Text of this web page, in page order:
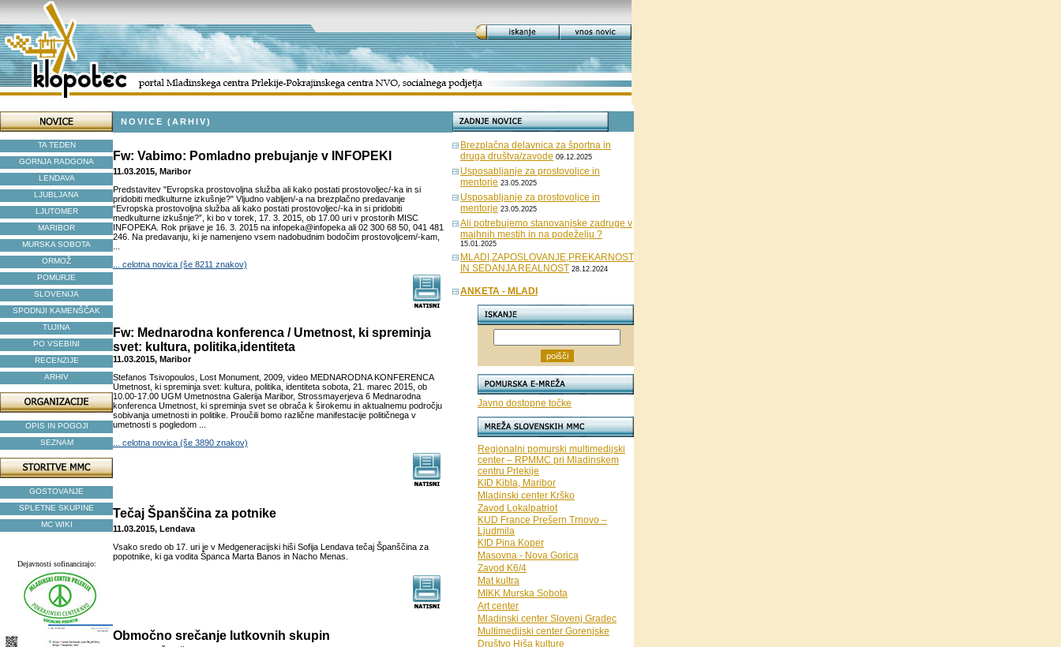
TA TEDEN
GORNJA RADGONA
LENDAVA
LJUBLJANA
LJUTOMER
MARIBOR
MURSKA SOBOTA
ORMOŽ
POMURJE
SLOVENIJA
SPODNJI KAMENŠČAK
TUJINA
PO VSEBINI
RECENZIJE
ARHIV
OPIS IN POGOJI
SEZNAM
GOSTOVANJE
SPLETNE SKUPINE
MC WIKI
Dejavnosti sofinancirajo:
NOVICE (ARHIV)
Fw: Vabimo: Pomladno prebujanje v INFOPEKI
11.03.2015, Maribor
Predstavitev "Evropska prostovoljna služba ali kako postati prostovoljec/-ka in si
pridobiti medkulturne izkušnje?" Vljudno vabljen/-a na brezplačno predavanje
“Evropska prostovoljna služba ali kako postati prostovoljec/-ka in si pridobiti
medkulturne izkušnje?”, ki bo v torek, 17. 3. 2015, ob 17.00 uri v prostorih MISC
INFOPEKA. Rok prijave je 16. 3. 2015 na infopeka@infopeka ali 02 300 68 50, 041 481
246. Na predavanju, ki je namenjeno vsem nadobudnim bodočim prostovoljcem/-kam,
... celotna novica (še 8211 znakov)
Fw: Mednarodna konferenca / Umetnost, ki spreminja
svet: kultura, politika,identiteta
11.03.2015, Maribor
Stefanos Tsivopoulos, Lost Monument, 2009, video MEDNARODNA KONFERENCA
Umetnost, ki spreminja svet: kultura, politika, identiteta sobota, 21. marec 2015, ob
10.00-17.00 UGM Umetnostna Galerija Maribor, Strossmayerjeva 6 Mednarodna
konferenca Umetnost, ki spreminja svet se obrača k širokemu in aktualnemu področju
sobivanja umetnosti in politike. Proučili bomo različne manifestacije političnega v
umetnosti s pogledom ...
... celotna novica (še 3890 znakov)
Tečaj Španščina za potnike
11.03.2015, Lendava
Vsako sredo ob 17. uri je v Medgeneracijski hiši Sofija Lendava tečaj Španščina za
popotnike, ki ga vodita Španca Marta Banos in Nacho Menas.
Območno srečanje lutkovnih skupin
Brezplačna delavnica za športna in
druga društva/zavode 09.12.2025
Usposabljanje za prostovoljce in
mentorje 23.05.2025
Usposabljanje za prostovoljce in
mentorje 23.05.2025
Ali potrebujemo stanovanjske zadruge v
majhnih mestih in na podeželju ?
15.01.2025
MLADI,ZAPOSLOVANJE,PREKARNOST
IN SEDANJA REALNOST 28.12.2024
ANKETA - MLADI
Javno dostopne točke
Regionalni pomurski multimedijski
center – RPMMC pri Mladinskem
centru Prlekije
KID Kibla, Maribor
Mladinski center Krško
Zavod Lokalpatriot
KUD France Prešern Trnovo –
Ljudmila
KID Pina Koper
Masovna - Nova Gorica
Zavod K6/4
Mat kultra
MIKK Murska Sobota
Art center
Mladinski center Slovenj Gradec
Multimedijski center Gorenjske
Društvo Hiša kulture